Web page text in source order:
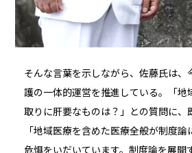
そんな言葉を示しながら、佐藤氏は、
護の一体的運営を推進している。「地
取りに肝要なものは？」との質問に、
「地域医療を含めた医療全般が制度論
危惧をいだいています。制度論を展開